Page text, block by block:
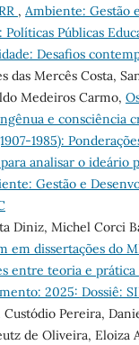
, Ambiente: Gestão
Políticas Públicas
Desafios
das Mercês Costa,
Medeiros Carmo,
e consciência
1985):
analisar o ideário
Gestão e
Diniz, Michel Corci
em dissertações do
entre teoria e prática
2025: Dossiê:
Custódio Pereira,
de Oliveira, Eloiza